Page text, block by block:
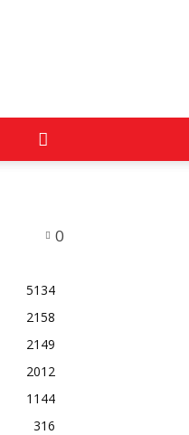
0
5134
2158
2149
2012
1144
316